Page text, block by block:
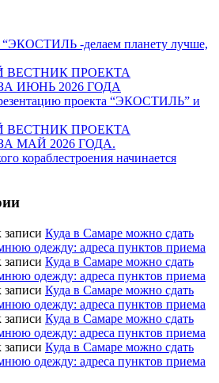
“ЭКОСТИЛЬ -делаем планету лучше,
ПРОЕКТА
ИЮНЬ 2026 ГОДА
проекта “ЭКОСТИЛЬ” и
ПРОЕКТА
МАЙ 2026 ГОДА.
кораблестроения начинается
записи Куда в Самаре можно сдать
одежду: адреса пунктов приема
записи Куда в Самаре можно сдать
одежду: адреса пунктов приема
записи Куда в Самаре можно сдать
одежду: адреса пунктов приема
записи Куда в Самаре можно сдать
одежду: адреса пунктов приема
записи Куда в Самаре можно сдать
одежду: адреса пунктов приема